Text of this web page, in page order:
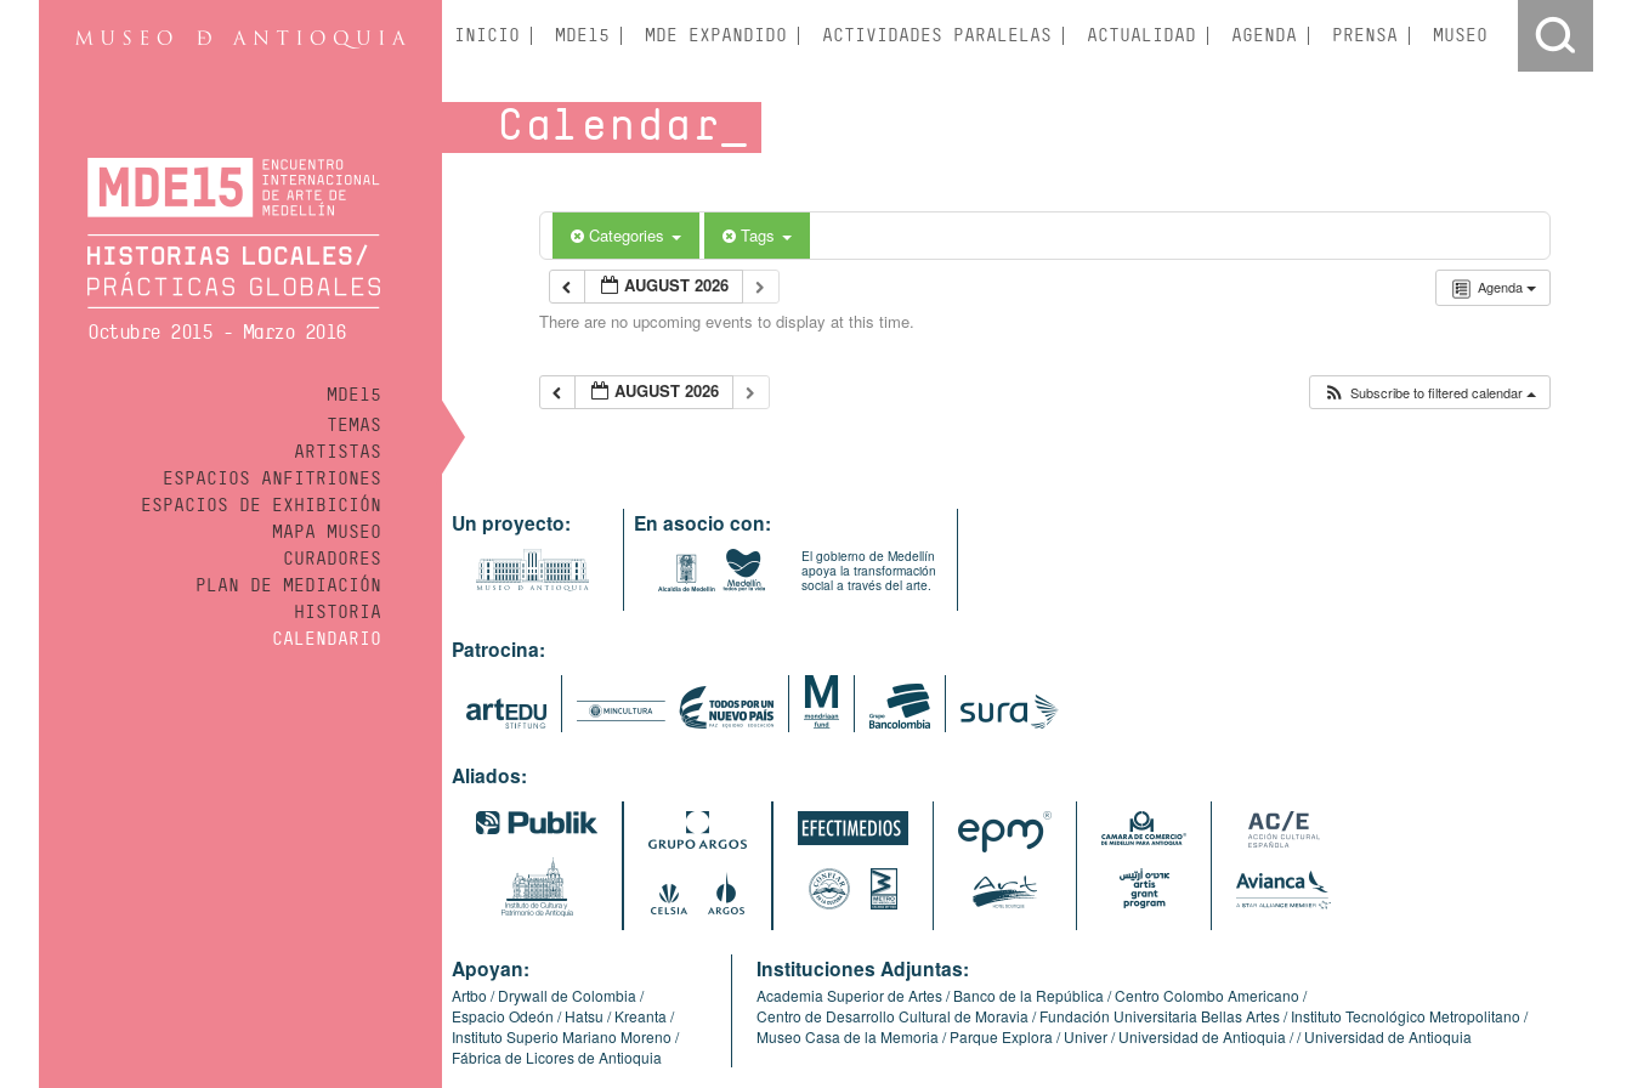
Octubre 2015 - Marzo 2016
MDE15
TEMAS
ARTISTAS
ESPACIOS ANFITRIONES
ESPACIOS DE EXHIBICIÓN
MAPA MUSEO
CURADORES
PLAN DE MEDIACIÓN
HISTORIA
CALENDARIO
INICIO MDE15 MDE EXPANDIDO ACTIVIDADES PARALELAS ACTUALIDAD AGENDA PRENSA MUSEO
Calendar
Categories Tags
Agenda
AUGUST 2026
There are no upcoming events to display at this time.
AUGUST 2026 Subscribe to filtered calendar
Un proyecto: En asocio con:
El gobierno de Medellín
apoya la transformación
social a través del arte.
Patrocina:
Aliados:
Apoyan:
Artbo
Drywall de Colombia
Espacio Odeón
Hatsu
Kreanta
Instituto Superio Mariano Moreno
Fábrica de Licores de Antioquia
Instituciones Adjuntas:
Academia Superior de Artes Banco de la República Centro Colombo Americano
Centro de Desarrollo Cultural de Moravia
Fundación Universitaria Bellas Artes Instituto Tecnológico Metropolitano
Museo Casa de la Memoria
Parque Explora Univer Universidad de Antioquia Universidad de Antioquia